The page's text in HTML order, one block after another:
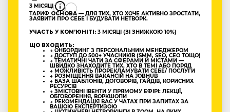
3 МІСЯЦІ
ТАРИФ ОСНОВА — ДЛЯ ТИХ, ХТО ХОЧЕ АКТИВНО ЗРОСТАТИ,
ЗАЯВИТИ ПРО СЕБЕ І БУДУВАТИ НЕТВОРК.
УЧАСТЬ У КОМʼЮНІТІ: 3 МІСЯЦІ (ЗІ ЗНИЖКОЮ 10%)
ЩО ВХОДИТЬ:
→ ОНБОРДИНГ З ПЕРСОНАЛЬНИМ МЕНЕДЖЕРОМ
→ ДОСТУП ДО 500+ УЧАСНИКІВ (SMM, SEO, CEO ТОЩО)
→ ТЕМАТИЧНІ ЧАТИ ЗА СФЕРАМИ Й МІСТАМИ —
ШВИДКО ЗНАХОДИТЕ ТИХ, ХТО В ТЕМІ АБО ПОРЯД
→ МОЖЛИВІСТЬ ПРОРЕКЛАМУВАТИ СЕБЕ/ ПОСЛУГИ
→ РОЗМІЩЕННЯ ВАКАНСІЙ НА JOBHUB
→ БАЗА ШАБЛОНІВ, ДОГОВОРІВ, ГАЙДІВ, КОРИСНИХ
РЕСУРСІВ
→ ЗМІСТОВНІ ІВЕНТИ У ПРЯМОМУ ЕФІРІ: ЛЕКЦІЇ,
ОБГОВОРЕННЯ, ВОРКШОПИ
→ РЕКОМЕНДАЦІЯ ВАС У ЧАТАХ ПРИ ЗАПИТАХ ЗА
ВАШОЮ ЕКСПЕРТИЗОЮ